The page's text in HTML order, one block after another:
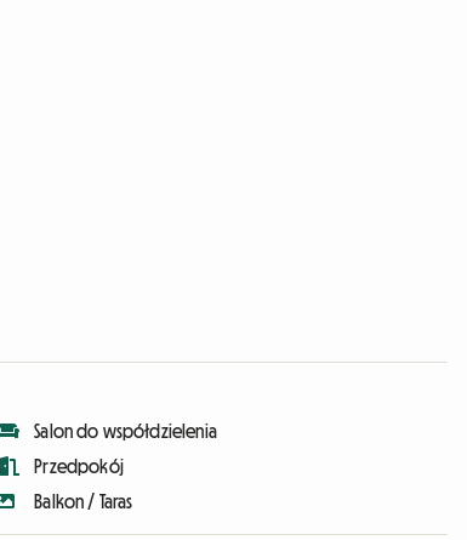
Salon do współdzielenia
Przedpokój
Balkon / Taras